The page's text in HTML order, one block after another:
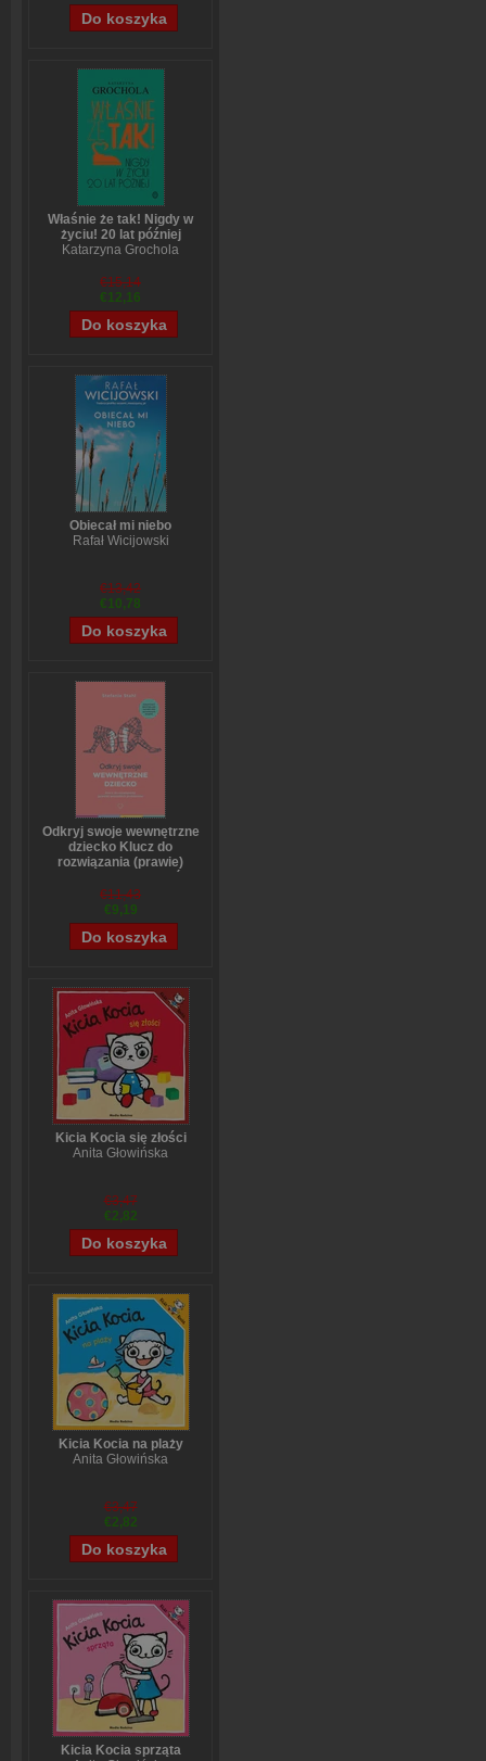
Właśnie że tak! Nigdy w
życiu! 20 lat później
Katarzyna Grochola
€15,14
€12,16
Obiecał mi niebo
Rafał Wicijowski
€13,42
€10,78
Odkryj swoje wewnętrzne
dziecko Klucz do
rozwiązania (prawie)
Stefanie Stahl
€11,43
€9,19
Kicia Kocia się złości
Anita Głowińska
€3,47
€2,82
Kicia Kocia na plaży
Anita Głowińska
€3,47
€2,82
Kicia Kocia sprząta